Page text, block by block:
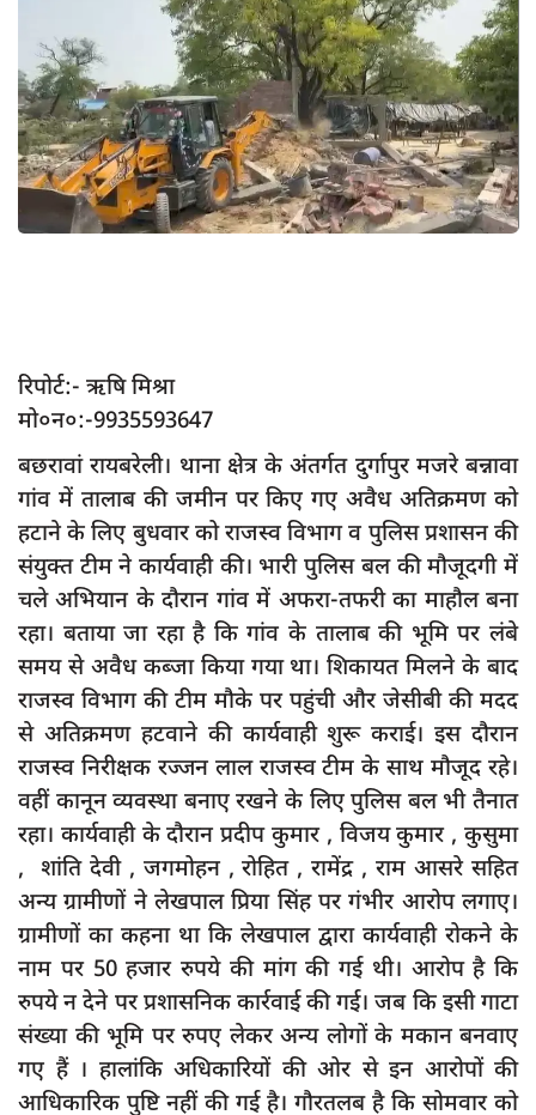
App verify
समस्या
Covid-19
अपराध
राजनीति
सामाजिक
खेल
latest
प्रशासनिक
दुर्घटना
editors-pick
other
Login
Register
English
रिपोर्ट:- ऋषि मिश्रा
मो०न०:-9935593647
बछरावां रायबरेली। थाना क्षेत्र के अंतर्गत दुर्गापुर मजरे बन्नावा
गांव में तालाब की जमीन पर किए गए अवैध अतिक्रमण को
हटाने के लिए बुधवार को राजस्व विभाग व पुलिस प्रशासन की
संयुक्त टीम ने कार्यवाही की। भारी पुलिस बल की मौजूदगी में
चले अभियान के दौरान गांव में अफरा-तफरी का माहौल बना
रहा। बताया जा रहा है कि गांव के तालाब की भूमि पर लंबे
समय से अवैध कब्जा किया गया था। शिकायत मिलने के बाद
राजस्व विभाग की टीम मौके पर पहुंची और जेसीबी की मदद
से अतिक्रमण हटवाने की कार्यवाही शुरू कराई। इस दौरान
राजस्व निरीक्षक रज्जन लाल राजस्व टीम के साथ मौजूद रहे।
वहीं कानून व्यवस्था बनाए रखने के लिए पुलिस बल भी तैनात
रहा। कार्यवाही के दौरान प्रदीप कुमार , विजय कुमार , कुसुमा
, शांति देवी , जगमोहन , रोहित , रामेंद्र , राम आसरे सहित
अन्य ग्रामीणों ने लेखपाल प्रिया सिंह पर गंभीर आरोप लगाए।
ग्रामीणों का कहना था कि लेखपाल द्वारा कार्यवाही रोकने के
नाम पर 50 हजार रुपये की मांग की गई थी। आरोप है कि
रुपये न देने पर प्रशासनिक कार्रवाई की गई। जब कि इसी गाटा
संख्या की भूमि पर रुपए लेकर अन्य लोगों के मकान बनवाए
गए हैं । हालांकि अधिकारियों की ओर से इन आरोपों की
आधिकारिक पुष्टि नहीं की गई है। गौरतलब है कि सोमवार को